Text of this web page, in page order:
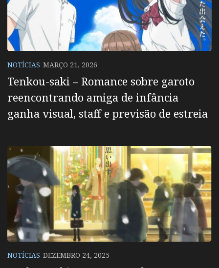
NOTÍCIAS MARÇO 21, 2026
Tenkou-saki – Romance sobre garoto
reencontrando amiga de infância
ganha visual, staff e previsão de estreia
NOTÍCIAS DEZEMBRO 24, 2025